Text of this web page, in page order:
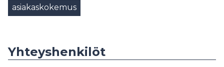
asiakaskokemus
Yhteyshenkilöt